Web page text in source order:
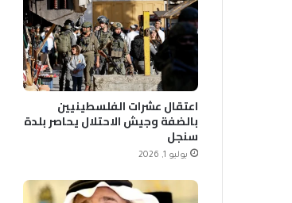
اعتقال عشرات الفلسطينيين
بالضفة وجيش الاحتلال يحاصر بلدة
سنجل
يوليو 1, 2026